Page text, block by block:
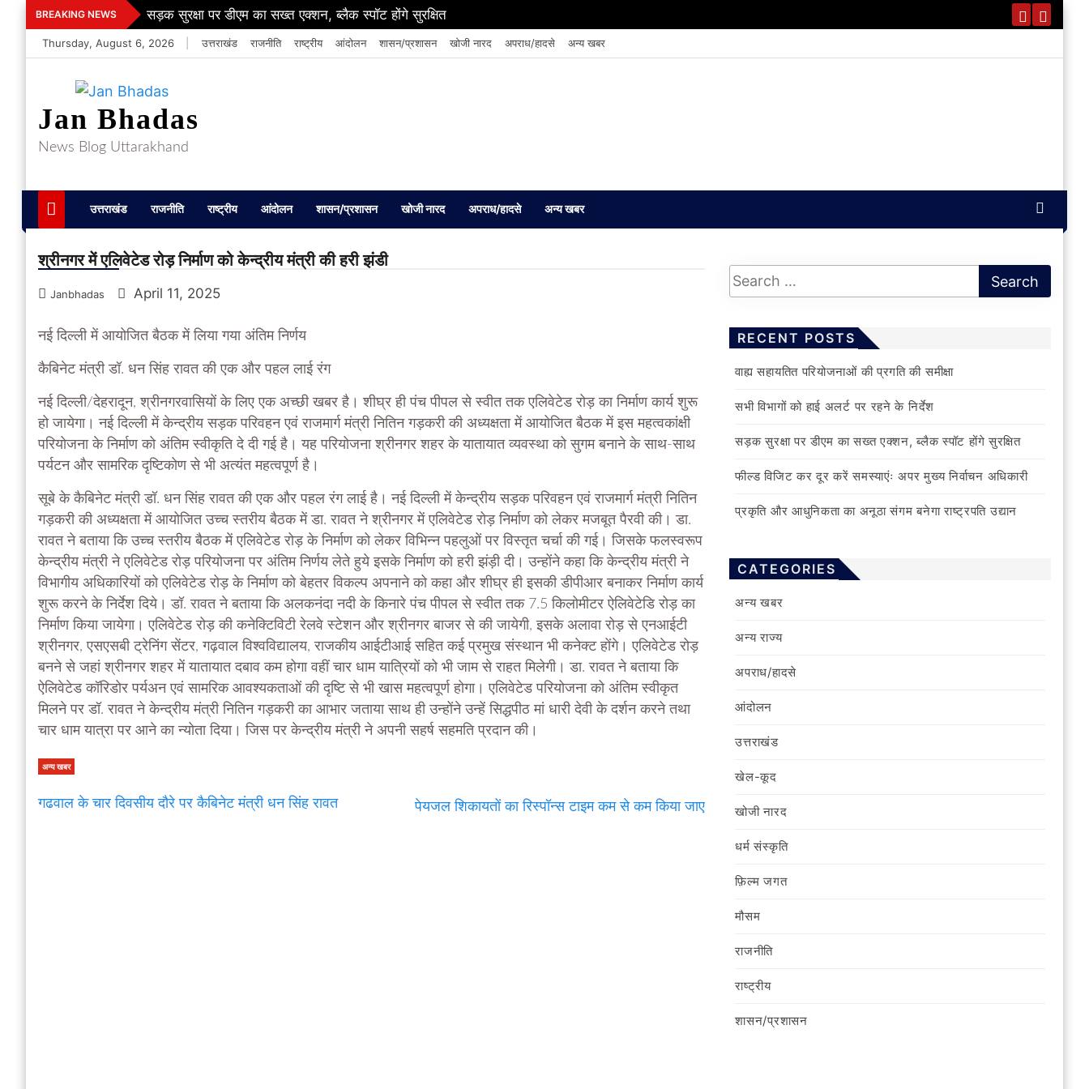
Skip
to
content
BREAKING NEWS सड़क सुरक्षा पर डीएम का सख्त एक्शन, ब्लैक स्पॉट होंगे सुरक्षित
Thursday, August 6, 2026 उत्तराखंड राजनीति राष्ट्रीय आंदोलन शासन/प्रशासन खोजी नारद अपराध/हादसे अन्य खबर
Jan Bhadas
News Blog Uttarakhand
उत्तराखंड राजनीति राष्ट्रीय आंदोलन शासन/प्रशासन खोजी नारद अपराध/हादसे अन्य खबर
श्रीनगर में एलिवेटेड रोड़ निर्माण को केन्द्रीय मंत्री की हरी झंडी
Janbhadas April 11, 2025
नई दिल्ली में आयोजित बैठक में लिया गया अंतिम निर्णय
कैबिनेट मंत्री डॉ. धन सिंह रावत की एक और पहल लाई रंग
नई दिल्ली/देहरादून, श्रीनगरवासियों के लिए एक अच्छी खबर है। शीघ्र ही पंच पीपल से स्वीत तक एलिवेटेड रोड़ का निर्माण कार्य शुरू
हो जायेगा। नई दिल्ली में केन्द्रीय सड़क परिवहन एवं राजमार्ग मंत्री नितिन गड़करी की अध्यक्षता में आयोजित बैठक में इस महत्वकांक्षी
परियोजना के निर्माण को अंतिम स्वीकृति दे दी गई है। यह परियोजना श्रीनगर शहर के यातायात व्यवस्था को सुगम बनाने के साथ-साथ
पर्यटन और सामरिक दृष्टिकोण से भी अत्यंत महत्वपूर्ण है।
सूबे के कैबिनेट मंत्री डॉ. धन सिंह रावत की एक और पहल रंग लाई है। नई दिल्ली में केन्द्रीय सड़क परिवहन एवं राजमार्ग मंत्री नितिन
गड़करी की अध्यक्षता में आयोजित उच्च स्तरीय बैठक में डा. रावत ने श्रीनगर में एलिवेटेड रोड़ निर्माण को लेकर मजबूत पैरवी की। डा.
रावत ने बताया कि उच्च स्तरीय बैठक में एलिवेटेड रोड़ के निर्माण को लेकर विभिन्न पहलुओं पर विस्तृत चर्चा की गई। जिसके फलस्वरूप
केन्द्रीय मंत्री ने एलिवेटेड रोड़ परियोजना पर अंतिम निर्णय लेते हुये इसके निर्माण को हरी झंड़ी दी। उन्होंने कहा कि केन्द्रीय मंत्री ने
विभागीय अधिकारियों को एलिवेटेड रोड़ के निर्माण को बेहतर विकल्प अपनाने को कहा और शीघ्र ही इसकी डीपीआर बनाकर निर्माण कार्य
शुरू करने के निर्देश दिये। डॉ. रावत ने बताया कि अलकनंदा नदी के किनारे पंच पीपल से स्वीत तक 7.5 किलोमीटर ऐलिवेटेडि रोड़ का
निर्माण किया जायेगा। एलिवेटेड रोड़ की कनेक्टिविटी रेलवे स्टेशन और श्रीनगर बाजर से की जायेगी, इसके अलावा रोड़ से एनआईटी
श्रीनगर, एसएसबी ट्रेनिंग सेंटर, गढ़वाल विश्वविद्यालय, राजकीय आईटीआई सहित कई प्रमुख संस्थान भी कनेक्ट होंगे। एलिवेटेड रोड़
बनने से जहां श्रीनगर शहर में यातायात दबाव कम होगा वहीं चार धाम यात्रियों को भी जाम से राहत मिलेगी। डा. रावत ने बताया कि
ऐलिवेटेड कॉरिडोर पर्यअन एवं सामरिक आवश्यकताओं की दृष्टि से भी खास महत्वपूर्ण होगा। एलिवेटेड परियोजना को अंतिम स्वीकृत
मिलने पर डॉ. रावत ने केन्द्रीय मंत्री नितिन गड़करी का आभार जताया साथ ही उन्होंने उन्हें सिद्धपीठ मां धारी देवी के दर्शन करने तथा
चार धाम यात्रा पर आने का न्योता दिया। जिस पर केन्द्रीय मंत्री ने अपनी सहर्ष सहमति प्रदान की।
अन्य खबर
गढवाल के चार दिवसीय दौरे पर कैबिनेट मंत्री धन सिंह रावत पेयजल शिकायतों का रिस्पॉन्स टाइम कम से कम किया जाए
RECENT POSTS
वाह्य सहायतित परियोजनाओं की प्रगति की समीक्षा
सभी विभागों को हाई अलर्ट पर रहने के निर्देश
सड़क सुरक्षा पर डीएम का सख्त एक्शन, ब्लैक स्पॉट होंगे सुरक्षित
फील्ड विजिट कर दूर करें समस्याएंः अपर मुख्य निर्वाचन अधिकारी
प्रकृति और आधुनिकता का अनूठा संगम बनेगा राष्ट्रपति उद्यान
CATEGORIES
अन्य खबर
अन्य राज्य
अपराध/हादसे
आंदोलन
उत्तराखंड
खेल-कूद
खोजी नारद
धर्म संस्कृति
फ़िल्‍म जगत
मौसम
राजनीति
राष्ट्रीय
शासन/प्रशासन